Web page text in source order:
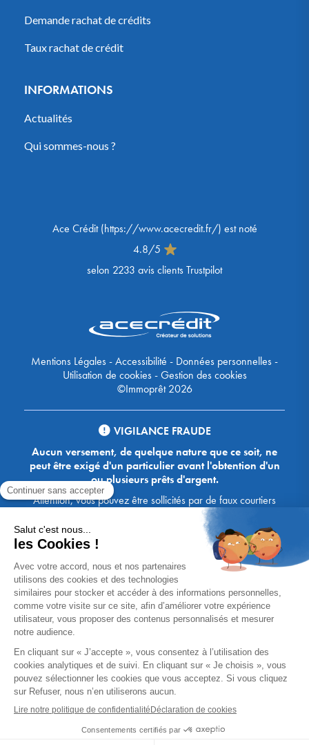
Demande rachat de crédits
Taux rachat de crédit
INFORMATIONS
Actualités
Qui sommes-nous ?
Ace Crédit(https://www.acecredit.fr/) est noté
4.8/5
selon 2233 avis clients Trustpilot
Mentions Légales-Accessibilité - Données personnelles-
Utilisation de cookies-Gestion des cookies
©Immoprêt 2026
VIGILANCE FRAUDE
Aucun versement, de quelque nature que ce soit, ne
peut être exigé d'un particulier avant l'obtention d'un
ou plusieurs prêts d'argent.
Attention, vous pouvez être sollicités par de faux courtiers
Ace Crédit / Immoprêt, qui vous proposent de bénéficier de
crédits, en vous demandant de transmettre des documents,
des fonds, des coordonnées bancaires, etc. Soyez vigilants :
Immoprêt ne demande jamais à ses clients de virer sur ses
comptes des sommes prêtées par les banques, à l'exception
des honoraires des agences. Les courtiers Ace Crédit /
Immoprêt vous écrivent toujours d'une adresse mail
xxxx@acecredit.fr ou xxxx@immopret.fr.
* Taux fixe national hors assurance, pouvant varier selon votre région et
dossier. Exemple représentatif pour un montant emprunté de 200 000 €.
Taux débiteur fixe de 2.85 % et TAEG fixe (hors frais) de 3.21 % (taux
assurance emprunteur de 0,36%) sur 15 ans. 180 mensualités de
1 426,78 € (dont 60,00 € d'assurance). Coût total du crédit (hors frais) :
56 820,53 €. Montant total dû (hors frais) : 256 820,53 €.
Un crédit vous engage et doit être remboursé. Vérifiez vos capacités